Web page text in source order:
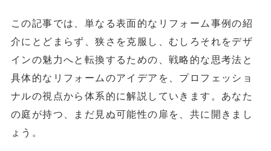
この記事では、単なる表面的なリフォーム事例の紹
介にとどまらず、狭さを克服し、むしろそれをデザ
インの魅力へと転換するための、戦略的な思考法と
具体的なリフォームのアイデアを、プロフェッショ
ナルの視点から体系的に解説していきます。あなた
の庭が持つ、まだ見ぬ可能性の扉を、共に開きまし
ょう。